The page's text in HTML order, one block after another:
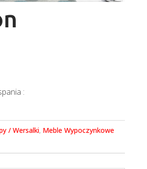
:
/ Wersalki, Meble Wypoczynkowe